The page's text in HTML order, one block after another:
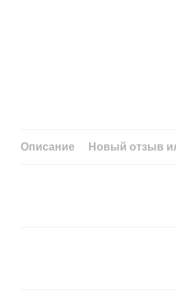
Описание Новый отзыв